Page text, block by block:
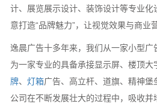
计、展览展示设计、装饰设计等专业化
意打造“品牌魅力”，让视觉效果与商业
逸晨广告十多年来，我们从一家小型
为一家专业的具备承接显示屏、楼顶大
牌、 灯箱广告、高立杆、道旗、精神堡
公司在不断发展壮大的过程中，吸收